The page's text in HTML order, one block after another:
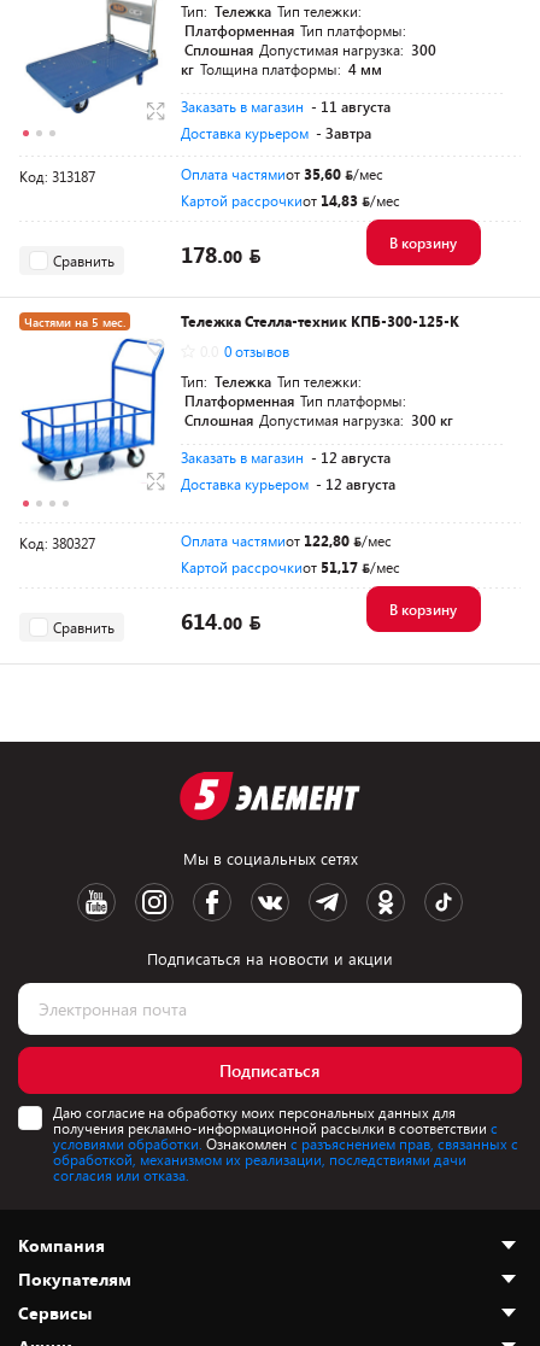
Тип: Тележка Тип тележки:
Платформенная Тип платформы:
Сплошная Допустимая нагрузка: 300
кг Толщина платформы: 4 мм
Заказать в магазин - 11 августа
Доставка курьером - Завтра
Код: 313187 Оплата частямиот35,60
/мес
Картой рассрочкиот 14,83 /мес
Сравнить 178.00
В корзину
Частями на 5 мес.
Тележка Стелла-техник КПБ-300-125-К
0 отзывов
Тип: Тележка Тип тележки:
Платформенная Тип платформы:
Сплошная Допустимая нагрузка: 300 кг
Заказать в магазин - 12 августа
Доставка курьером - 12 августа
Код: 380327 Оплата частямиот 122,80
/мес
Картой рассрочкиот 51,17 /мес
Сравнить 614.00
В корзину
Мы в социальных сетях
Подписаться на новости и акции
Подписаться
Даю согласие на обработку моих персональных данных для
получения рекламно-информационной рассылки в соответствии с
условиями обработки. Ознакомлен с разъяснением прав, связанных с
обработкой, механизмом их реализации, последствиями дачи
согласия или отказа.
Компания
О нас
Адреса магазинов
Покупателям
Как сделать заказ
Сервисы